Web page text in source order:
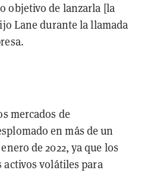
objetivo de lanzarla [la
Lane durante la llamada
mercados de
en más de un
de 2022, ya que los
volátiles para